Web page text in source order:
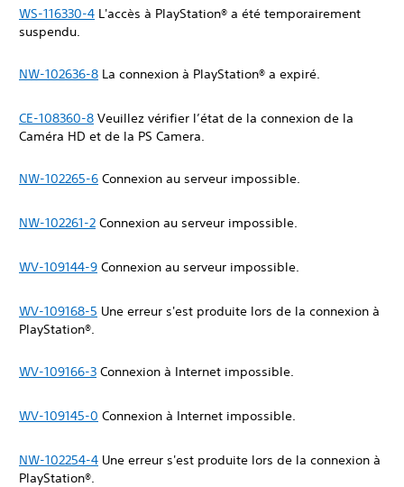
WS-116330-4 L'accès à PlayStation® a été temporairement
suspendu.
NW-102636-8 La connexion à PlayStation® a expiré.
CE-108360-8 Veuillez vérifier l’état de la connexion de la
Caméra HD et de la PS Camera.
NW-102265-6 Connexion au serveur impossible.
NW-102261-2 Connexion au serveur impossible.
WV-109144-9 Connexion au serveur impossible.
WV-109168-5 Une erreur s'est produite lors de la connexion à
PlayStation®.
WV-109166-3 Connexion à Internet impossible.
WV-109145-0 Connexion à Internet impossible.
NW-102254-4 Une erreur s'est produite lors de la connexion à
PlayStation®.